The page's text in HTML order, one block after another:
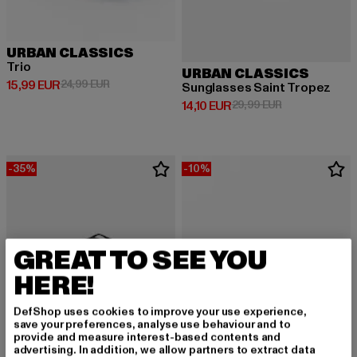
URBAN CLASSICS
Trio
15,99 EUR
Derzeitiger Preis: 15,99 EUR
24,99 EURAktionspreis: 24,99 EUR
URBAN CLASSICS
Sunglasses Saint Tropez
14,10 EUR
Derzeitiger Preis: 14,10 EUR
29,99 EURAktionspreis:
-35% -10%
GREAT TO SEE YOU
HERE!
DefShop uses cookies to improve your use experience,
save your preferences, analyse use behaviour and to
provide and measure interest-based contents and
advertising. In addition, we allow partners to extract data